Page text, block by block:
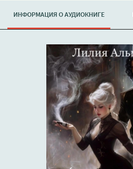
ИНФОРМАЦИЯ О АУДИОКНИГЕ